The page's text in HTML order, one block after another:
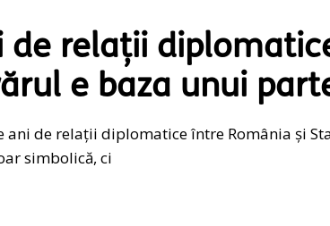
de relații
e baza unui
ani de relații diplomatice între România și
simbolică, ci